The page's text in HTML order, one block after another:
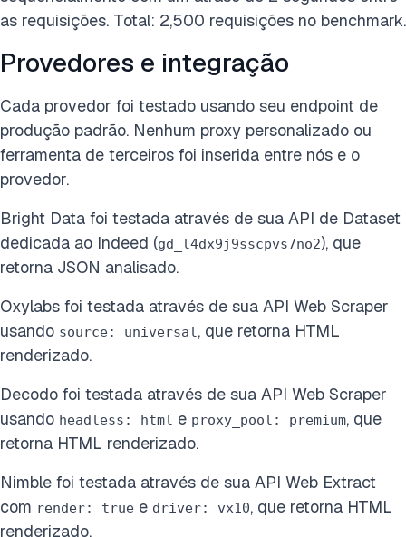
as requisições. Total: 2,500 requisições no benchmark.
Provedores e integração
Cada provedor foi testado usando seu endpoint de
produção padrão. Nenhum proxy personalizado ou
ferramenta de terceiros foi inserida entre nós e o
provedor.
Bright Data foi testada através de sua API de Dataset
dedicada ao Indeed (gd_l4dx9j9sscpvs7no2), que
retorna JSON analisado.
Oxylabs foi testada através de sua API Web Scraper
usando source: universal , que retorna HTML
renderizado.
Decodo foi testada através de sua API Web Scraper
usando headless: html e proxy_pool: premium, que
retorna HTML renderizado.
Nimble foi testada através de sua API Web Extract
com render: true e driver: vx10, que retorna HTML
renderizado.